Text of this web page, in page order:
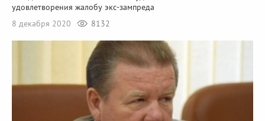
удовлетворения жалобу экс-зампреда
8 декабря 2020
8132